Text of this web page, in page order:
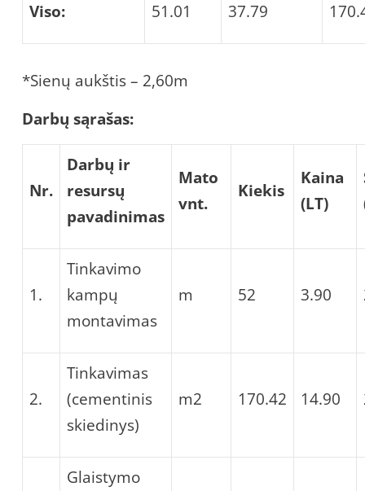
Viso: 51.01 37.79
*Sienų aukštis – 2,60m
Darbų sąrašas:
Nr.
Darbų ir
resursų
pavadinimas
Mato
vnt.
Kiekis
Kaina
(LT)
1.
Tinkavimo
kampų
montavimas
m 52 3.90
2.
Tinkavimas
(cementinis
skiedinys)
m2 170.42 14.90
Glaistymo